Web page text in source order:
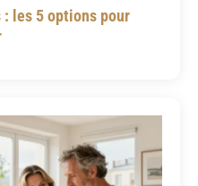
: les 5 options pour